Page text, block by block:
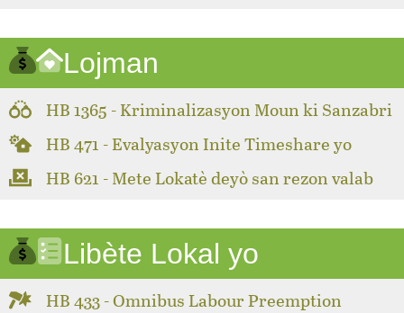
Lojman
HB 1365 - Kriminalizasyon Moun ki Sanzabri
HB 471 - Evalyasyon Inite Timeshare yo
HB 621 - Mete Lokatè deyò san rezon valab
Libète Lokal yo
HB 433 - Omnibus Labour Preemption